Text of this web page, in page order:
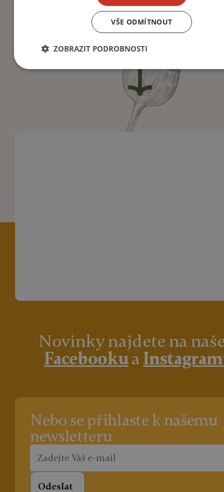
Budeme
se na vás těšit!
Novinky najdete na
Facebookua
Nebo se přihlaste k našemu
newsletteru
VŠE ODMÍTNOUT
ZOBRAZIT PODROBNOSTI